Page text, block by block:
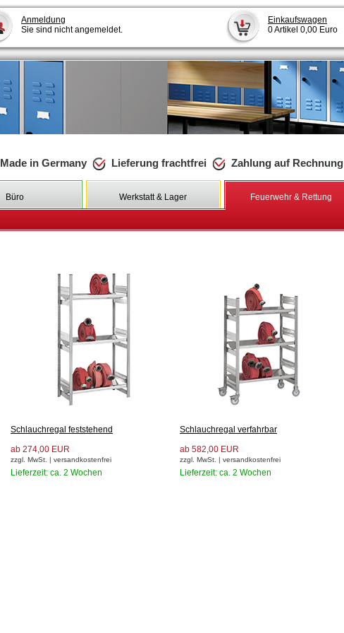
Anmeldung
Sie sind nicht angemeldet.
Einkaufswagen
0 Artikel 0,00 Euro
Made in Germany Lieferung frachtfrei Zahlung auf Rechnung
Büro Werkstatt & Lager Feuerwehr & Rettung
Schlauchregal feststehend
ab 274,00 EUR
zzgl. MwSt. | versandkostenfrei
Lieferzeit: ca. 2 Wochen
Schlauchregal verfahrbar
ab 582,00 EUR
zzgl. MwSt. | versandkostenfrei
Lieferzeit: ca. 2 Wochen